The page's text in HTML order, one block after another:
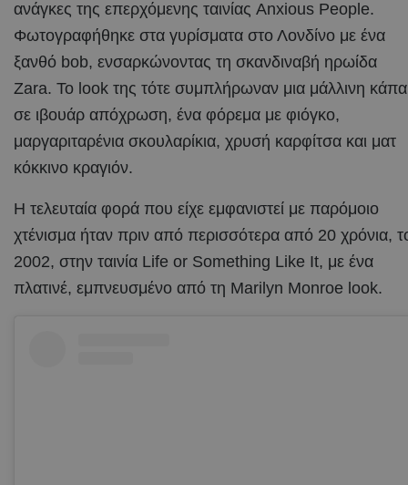
ανάγκες της επερχόμενης ταινίας Anxious People.
Φωτογραφήθηκε στα γυρίσματα στο Λονδίνο με ένα
ξανθό bob, ενσαρκώνοντας τη σκανδιναβή ηρωίδα
Zara. Το look της τότε συμπλήρωναν μια μάλλινη κάπα
σε ιβουάρ απόχρωση, ένα φόρεμα με φιόγκο,
μαργαριταρένια σκουλαρίκια, χρυσή καρφίτσα και ματ
κόκκινο κραγιόν.
Η τελευταία φορά που είχε εμφανιστεί με παρόμοιο
χτένισμα ήταν πριν από περισσότερα από 20 χρόνια,
2002, στην ταινία Life or Something Like It, με ένα
πλατινέ, εμπνευσμένο από τη Marilyn Monroe look.